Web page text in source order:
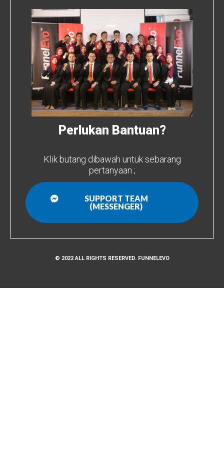
Perlukan Bantuan?
Klik butang dibawah untuk sebarang
pertanyaan ;
SUPPORT TEAM
(MESSENGER)
© 2022 ALL RIGHTS RESERVED. FUNNELEVO